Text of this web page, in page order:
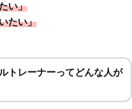
い」
たい」
トレーナーってどんな人が